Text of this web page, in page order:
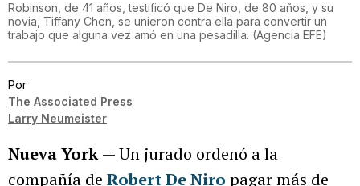
Robinson, de 41 años, testificó que De Niro, de 80 años, y su
novia, Tiffany Chen, se unieron contra ella para convertir un
trabajo que alguna vez amó en una pesadilla. (Agencia EFE)
Por
The Associated Press
Larry Neumeister
Nueva York— Un jurado ordenó a la
compañía de Robert De Niro pagar más de